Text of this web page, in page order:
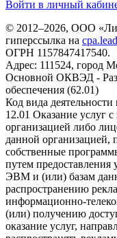
Войти в личный
© 2012–2026, ООО
гиперссылка на
ОГРН 1157847417540.
Адрес: 111524, город
Основной ОКВЭД -
обеспечения (62.01)
Код вида
12.01 Оказание услуг
организацией либо
данной
собственные
путем предоставления
ЭВМ и (или) базам
распространению
информационно-
(или) получению
оказание услуг,